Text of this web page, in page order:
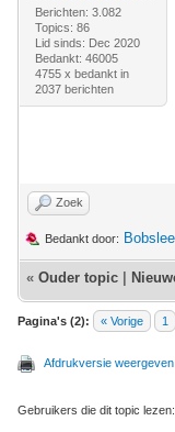
Berichten: 3.082
Topics: 86
Lid sinds: Dec 2020
Bedankt: 46005
4755 x bedankt in
2037 berichten
Zoek
Bedankt door: Bobslee
« Ouder topic
Pagina's (2): « Vorige 1
Afdrukversie weergeven
Gebruikers die dit topic